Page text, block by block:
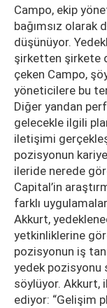
Campo, ekip
bağımsız olarak
düşünüyor.
şirketten şirkete
çeken Campo,
yöneticilere bu
Diğer yandan
gelecekle ilgili
iletişimi
pozisyonun
ileride nerede
Capital’in
farklı
Akkurt,
yetkinliklerine
pozisyonun iş
yedek pozisyonu
söylüyor.
ediyor: “Gelişim